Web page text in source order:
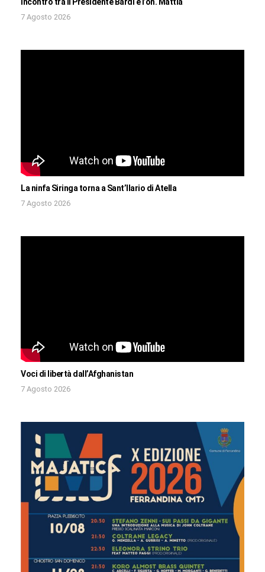
7 Agosto 2026
La ninfa Siringa torna a Sant’Ilario di Atella
7 Agosto 2026
Voci di libertà dall’Afghanistan
7 Agosto 2026